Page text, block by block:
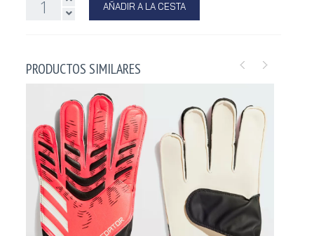
AÑADIR A LA CESTA
PRODUCTOS SIMILARES